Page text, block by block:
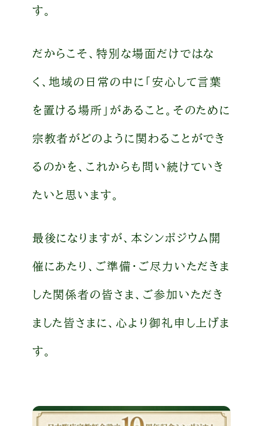
す。
だからこそ、特別な場面だけではな
く、地域の日常の中に「安心して言葉
を置ける場所」があること。そのために
宗教者がどのように関わることができ
るのかを、これからも問い続けていき
たいと思います。
最後になりますが、本シンポジウム開
催にあたり、ご準備・ご尽力いただきま
した関係者の皆さま、ご参加いただき
ました皆さまに、心より御礼申し上げま
す。